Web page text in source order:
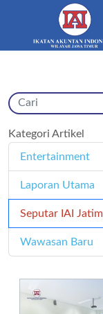
Kategori Artikel
Entertainment
Laporan Utama
Seputar IAI Jatim
Wawasan Baru